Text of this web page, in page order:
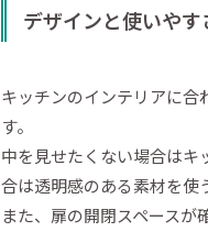
デザインと使いや
キッチンのインテリアに合
す。
中を見せたくない場合は
合は透明感のある素材を使
また、扉の開閉スペース